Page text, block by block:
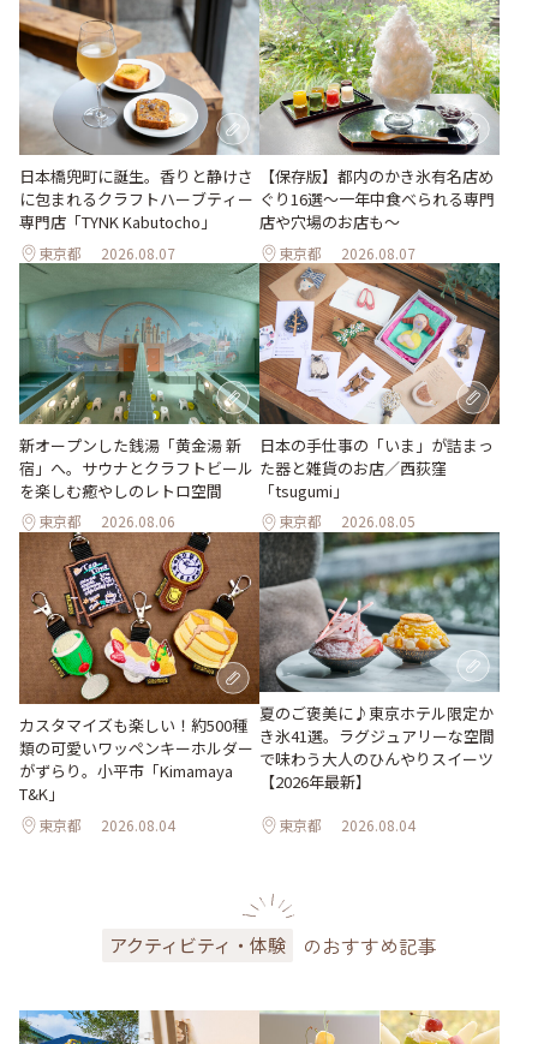
日本橋兜町に誕生。香りと静けさ
に包まれるクラフトハーブティー
専門店「TYNK Kabutocho」
東京都 2026.08.07
【保存版】都内のかき氷有名店め
ぐり16選～一年中食べられる専門
店や穴場のお店も～
東京都 2026.08.07
新オープンした銭湯「黄金湯 新
宿」へ。サウナとクラフトビール
を楽しむ癒やしのレトロ空間
東京都 2026.08.06
日本の手仕事の「いま」が詰まっ
た器と雑貨のお店／西荻窪
「tsugumi」
東京都 2026.08.05
カスタマイズも楽しい！約500種
類の可愛いワッペンキーホルダー
がずらり。小平市「Kimamaya
T&K」
東京都 2026.08.04
夏のご褒美に♪東京ホテル限定か
き氷41選。ラグジュアリーな空間
で味わう大人のひんやりスイーツ
【2026年最新】
東京都 2026.08.04
アクティビティ・体験 のおすすめ記事